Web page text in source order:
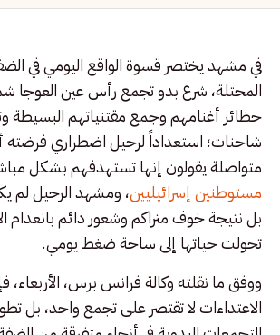
في مشهد يختصر قسوة الواقع اليومي في
المحتلة، شرع بدو تجمع رأس عين العوجا
حظائر أغنامهم وجمع مقتنياتهم البسيطة
شاحنات؛ استعداداً لرحيل اضطراري
متواصلة يقولون إنها تستهدفهم بشكل
مستوطنين إسرائيليين، ومشهد الرحيل لم
بل نتيجة خوف متراكم وشعور دائم بانعدام
تحولت حياتها إلى ساحة ضغط يومي.
ووفق ما نقلته وكالة فرانس برس، الأربعاء،
الاعتداءات لا تقتصر على تجمع واحد، بل